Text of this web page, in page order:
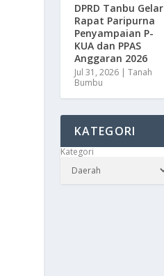
DPRD Tanbu Gelar
Rapat Paripurna
Penyampaian P-
KUA dan PPAS
Anggaran 2026
Jul 31, 2026| Tanah
Bumbu
KATEGORI
Kategori